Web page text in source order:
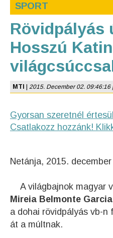
SPORT
Rövidpályás
Hosszú
MTI 2015. December 02. 09:46:16
Gyorsan szeretnél
Csatlakozz hozzánk!
Netánja, 2015.
A világbajnok magyar
Mireia Belmonte Garcia
a dohai rövidpályás vb-
át a múltnak.